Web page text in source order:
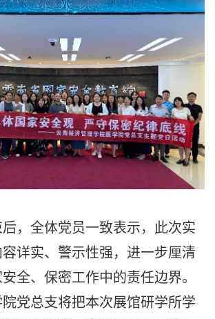
，全体党员一致表示，此次实
详实、警示性强，进一步厘清
全、保密工作中的责任边界。
党总支将把本次展馆研学所学